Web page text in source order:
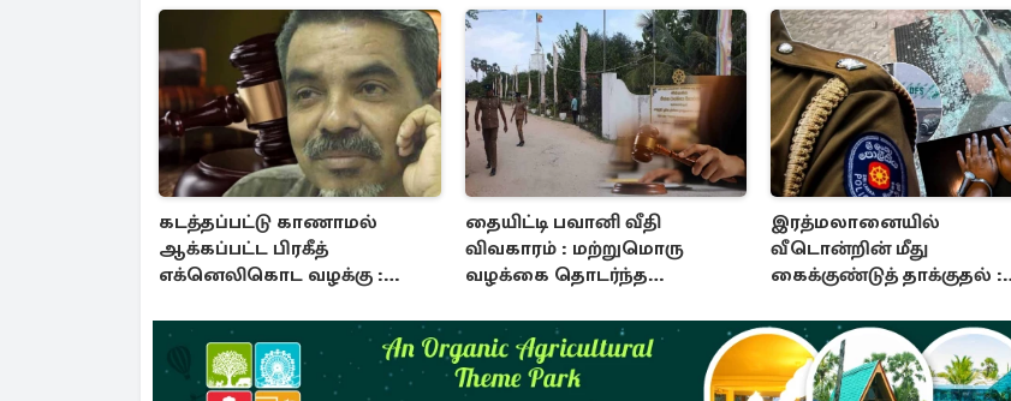
கடத்தப்பட்டு காணாமல்
ஆக்கப்பட்ட பிரகீத்
எக்னெலிகொட வழக்கு :
தையிட்டி பவானி வீதி
விவகாரம் : மற்றுமொரு
வழக்கை தொடர்ந்த
குட்டு
இரத்மலானையில்
வீடொன்றின் மீது
கைக்குண்டுத் தாக்குதல் :